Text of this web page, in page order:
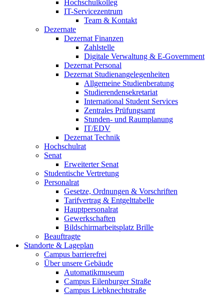
Hochschulkolleg
IT-Servicezentrum
Team & Kontakt
Dezernate
Dezernat Finanzen
Zahlstelle
Digitale Verwaltung & E-Government
Dezernat Personal
Dezernat Studienangelegenheiten
Allgemeine Studienberatung
Studierendensekretariat
International Student Services
Zentrales Prüfungsamt
Stunden- und Raumplanung
IT/EDV
Dezernat Technik
Hochschulrat
Senat
Erweiterter Senat
Studentische Vertretung
Personalrat
Gesetze, Ordnungen & Vorschriften
Tarifvertrag & Entgelttabelle
Hauptpersonalrat
Gewerkschaften
Bildschirmarbeitsplatz Brille
Beauftragte
Standorte & Lageplan
Campus barrierefrei
Über unsere Gebäude
Automatikmuseum
Campus Eilenburger Straße
Campus Liebknechtstraße